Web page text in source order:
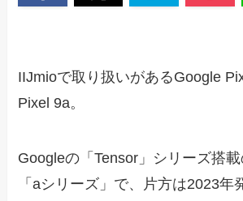
IIJmioで取り扱いがあるGoogle
Pixel 9a。
Googleの「Tensor」シリーズ搭
「aシリーズ」で、片方は2023年